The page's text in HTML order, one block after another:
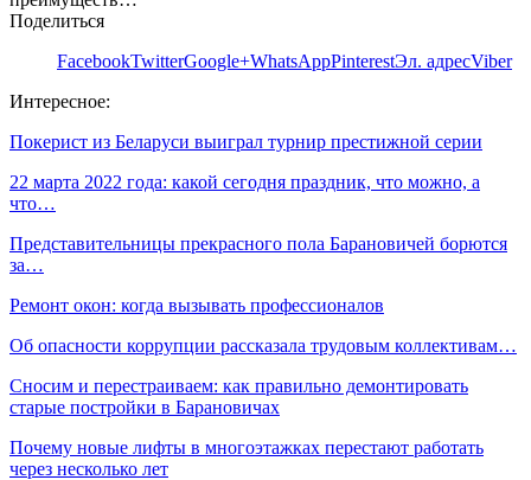
Поделиться
FacebookTwitterGoogle+WhatsAppPinterestЭл. адресViber
Интересное:
Покерист из Беларуси выиграл турнир престижной серии
22 марта 2022 года: какой сегодня праздник, что можно, а
что…
Представительницы прекрасного пола Барановичей борются
за…
Ремонт окон: когда вызывать профессионалов
Об опасности коррупции рассказала трудовым коллективам…
Сносим и перестраиваем: как правильно демонтировать
старые постройки в Барановичах
Почему новые лифты в многоэтажках перестают работать
через несколько лет